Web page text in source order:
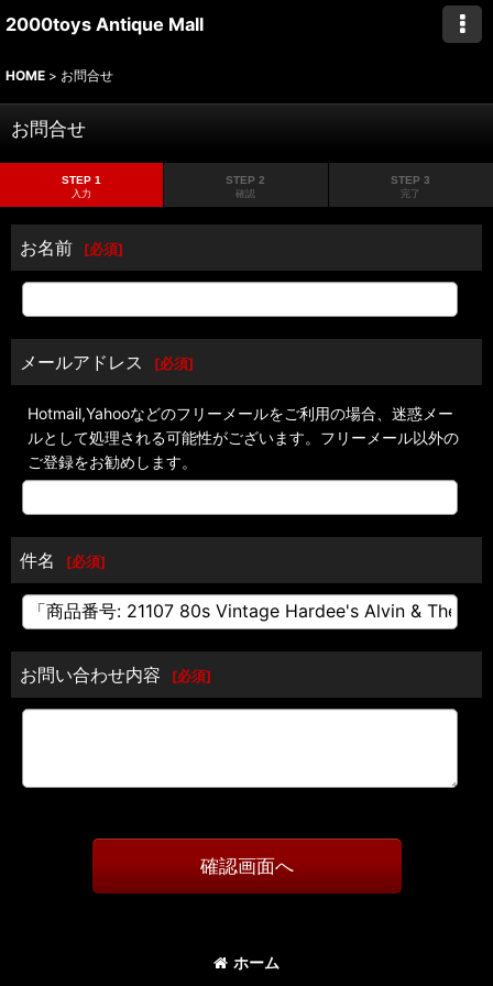
2000toys Antique Mall
HOME > お問合せ
お問合せ
STEP 1
入力
STEP 2
確認
STEP 3
完了
お名前 [必須]
メールアドレス [必須]
Hotmail,Yahooなどのフリーメールをご利用の場合、迷惑メー
ルとして処理される可能性がございます。フリーメール以外の
ご登録をお勧めします。
件名 [必須]
お問い合わせ内容 [必須]
確認画面へ
ホーム